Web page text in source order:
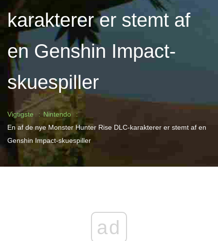
karakterer er stemt af
en Genshin Impact-
skuespiller
Vigtigste
Nintendo
En af de nye Monster Hunter Rise DLC-karakterer er stemt af en
Genshin Impact-skuespiller
ad